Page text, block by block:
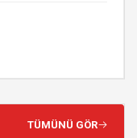
TÜMÜNÜ GÖR